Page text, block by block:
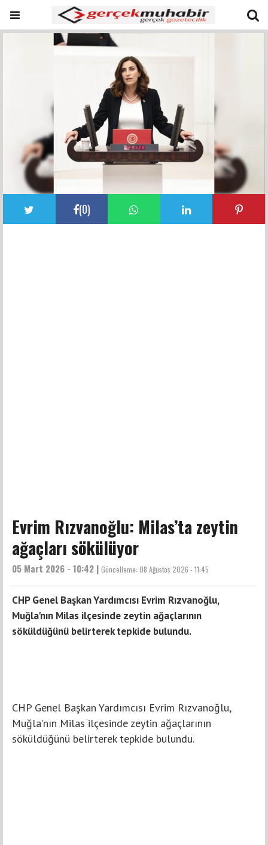
(0)
Evrim Rızvanoğlu: Milas’ta zeytin
ağaçları sökülüyor
05 Mart 2026 - 10:42 | Güncelleme: 08 Ağustos 2026 - 11:45
CHP Genel Başkan Yardımcısı Evrim Rızvanoğlu,
Muğla'nın Milas ilçesinde zeytin ağaçlarının
söküldüğünü belirterek tepkide bulundu.
CHP Genel Başkan Yardımcısı Evrim Rızvanoğlu,
Muğla'nın Milas ilçesinde zeytin ağaçlarının
söküldüğünü belirterek tepkide bulundu.